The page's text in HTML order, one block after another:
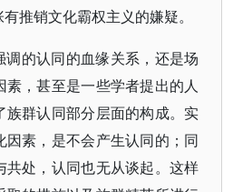
推销文化霸权主义的嫌疑。
调的认同的血缘关系，还是场
，甚至是一些学者提出的人
族群认同部分层面的构成。实
因素，是不会产生认同的；同
共处，认同也无从谈起。这样